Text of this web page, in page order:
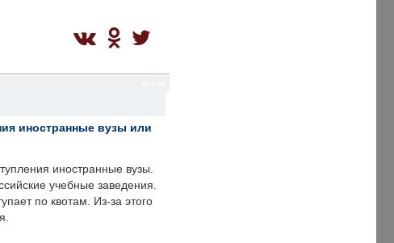
иностранные вузы или
иностранные вузы.
учебные заведения.
по квотам. Из-за этого